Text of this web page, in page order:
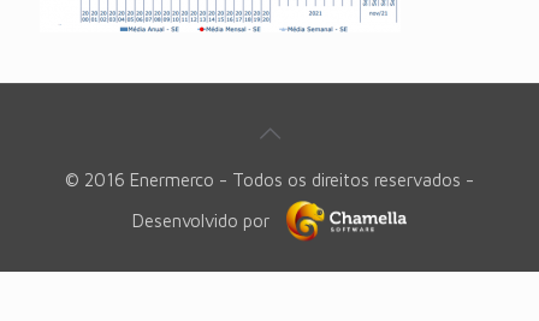
© 2016 Enermerco - Todos os direitos reservados -
Desenvolvido por